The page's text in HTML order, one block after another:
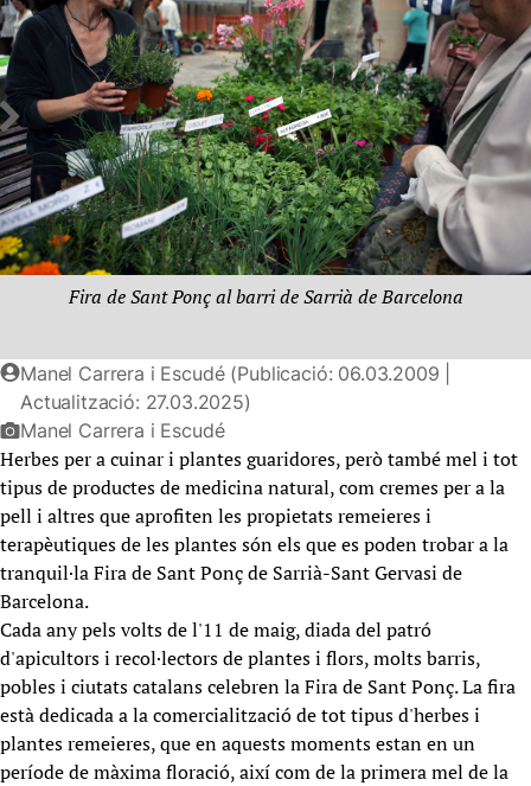
Fira de Sant Ponç al barri de Sarrià de Barcelona
Manel Carrera i Escudé (Publicació: 06.03.2009 |
Actualització: 27.03.2025)
Manel Carrera i Escudé
Herbes per a cuinar i plantes guaridores, però també mel i tot
tipus de productes de medicina natural, com cremes per a la
pell i altres que aprofiten les propietats remeieres i
terapèutiques de les plantes són els que es poden trobar a la
tranquil·la Fira de Sant Ponç de Sarrià-Sant Gervasi de
Barcelona.
Cada any pels volts de l'11 de maig, diada del patró
d'apicultors i recol·lectors de plantes i flors, molts barris,
pobles i ciutats catalans celebren la Fira de Sant Ponç. La fira
està dedicada a la comercialització de tot tipus d'herbes i
plantes remeieres, que en aquests moments estan en un
període de màxima floració, així com de la primera mel de la